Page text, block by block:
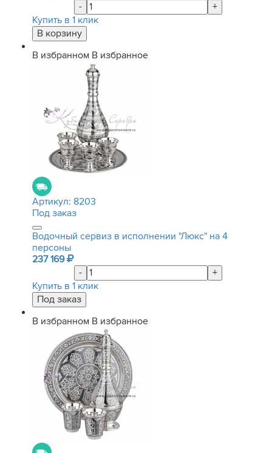
-
+
Купить в 1 клик
В избранном В избранное
Артикул: 8203
Под заказ
Водочный сервиз в исполнении "Люкс" на 4
персоны
237 169
-
+
Купить в 1 клик
В избранном В избранное